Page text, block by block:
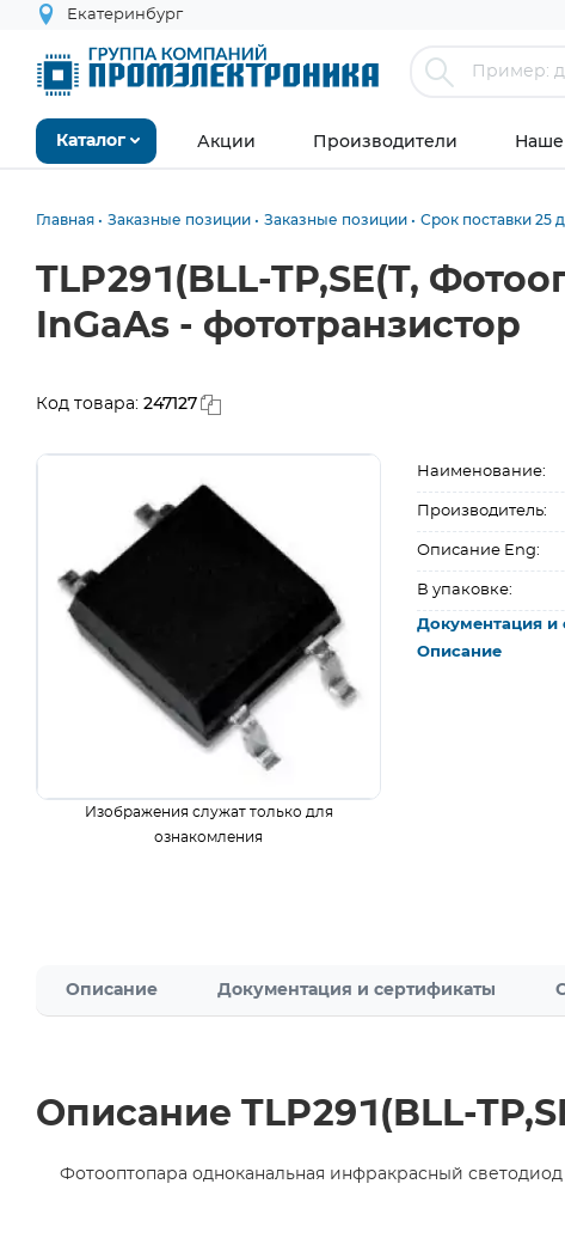
Екатеринбург
Каталог Акции Производители Наше
Главная Заказные позиции Заказные позиции Срок поставки 25
TLP291(BLL-TP,SE(T,
InGaAs - фототранзистор
Код товара: 247127
Изображения служат только для
ознакомления
Наименование:
Производитель:
Описание Eng:
В упаковке:
Документация и
Описание
Описание Документация и сертификаты
Описание TLP291(BLL-
Фотооптопара одноканальная инфракрасный светодиод